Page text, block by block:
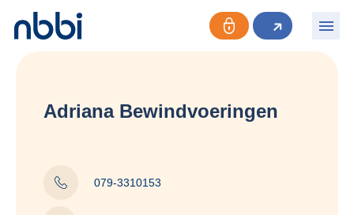
Adriana Bewindvoeringen
079-3310153